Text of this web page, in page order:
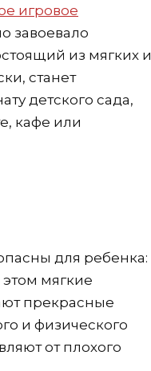
игровое
завоевало
из мягких и
станет
детского сада,
кафе или
для ребенка:
мягкие
прекрасные
и физического
от плохого